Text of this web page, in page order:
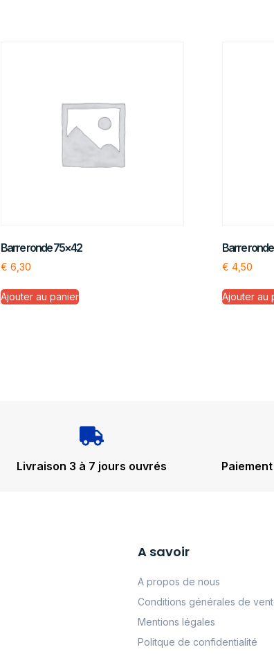
Barre ronde 75×42
€ 6,30
Ajouter au panier
Barre
€ 4,50
Ajouter au
Livraison 3 à 7 jours ouvrés
A savoir
A propos de nous
Conditions générales de
Mentions légales
Politque de confidentialité